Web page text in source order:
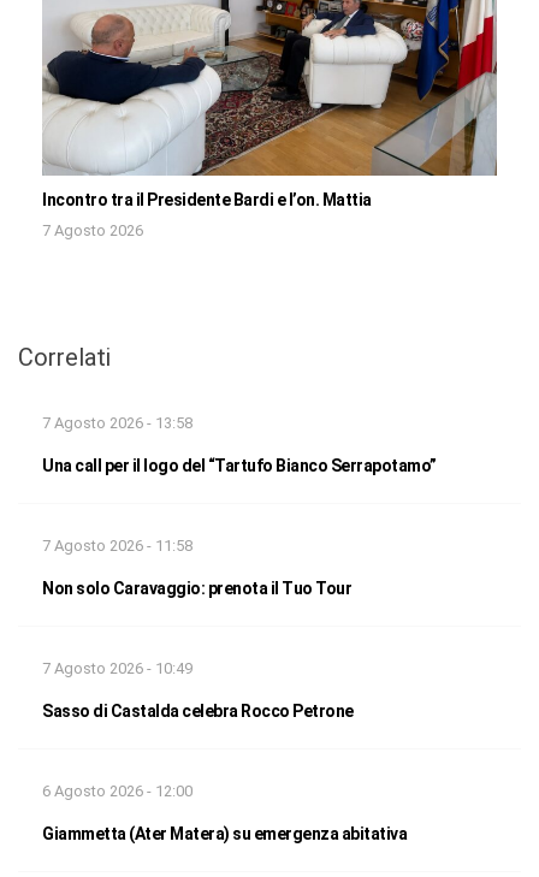
Incontro tra il Presidente Bardi e l’on. Mattia
7 Agosto 2026
Correlati
7 Agosto 2026 - 13:58
Una call per il logo del “Tartufo Bianco Serrapotamo”
7 Agosto 2026 - 11:58
Non solo Caravaggio: prenota il Tuo Tour
7 Agosto 2026 - 10:49
Sasso di Castalda celebra Rocco Petrone
6 Agosto 2026 - 12:00
Giammetta (Ater Matera) su emergenza abitativa